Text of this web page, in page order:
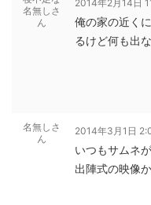
名無しさ
ん
2014年2月14日
俺の家の近く
るけど何も出
名無しさ
ん
2014年3月1日
いつもサムネ
出陣式の映像か